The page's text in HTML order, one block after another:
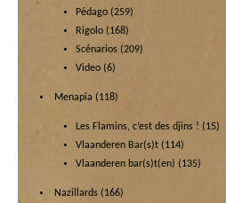
Pédago (259)
Rigolo (168)
Scénarios (209)
Video (6)
Menapia (118)
Les Flamins, c’est des djins ! (15)
Vlaanderen Bar(s)t (114)
Vlaanderen bar(s)t(en) (135)
Nazillards (166)